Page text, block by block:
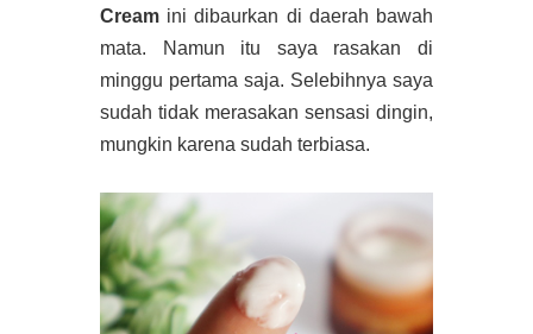
Cream ini dibaurkan di daerah bawah
mata. Namun itu saya rasakan di
minggu pertama saja. Selebihnya saya
sudah tidak merasakan sensasi dingin,
mungkin karena sudah terbiasa.